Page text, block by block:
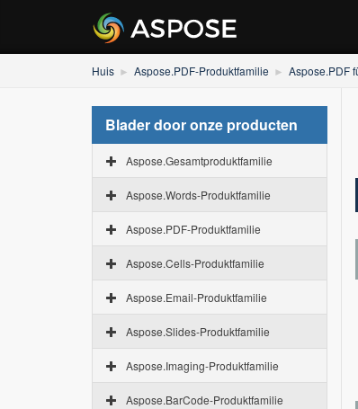
Huis Aspose.PDF-Produktfamilie Aspose.PDF
Blader door onze producten
Aspose.Gesamtproduktfamilie
Aspose.Words-Produktfamilie
Aspose.PDF-Produktfamilie
Aspose.Cells-Produktfamilie
Aspose.Email-Produktfamilie
Aspose.Slides-Produktfamilie
Aspose.Imaging-Produktfamilie
Aspose.BarCode-Produktfamilie